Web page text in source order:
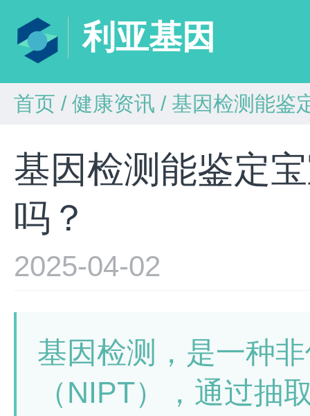
利亚基因
首页 / 健康资讯 / 基因检测能鉴
基因检测能鉴定
吗？
2025-04-02
基因检测，是一种
（NIPT），通过抽